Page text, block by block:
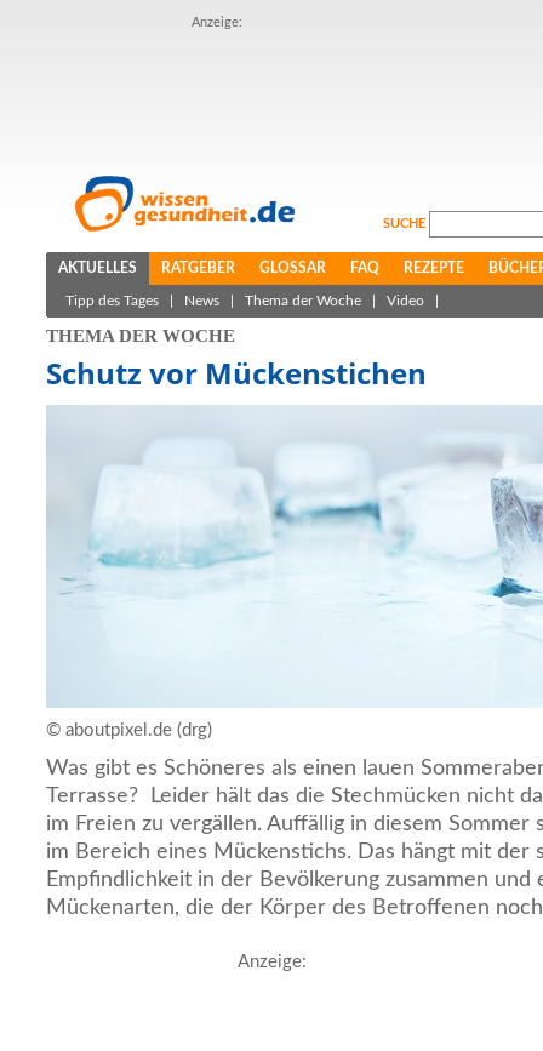
Anzeige:
SUCHE
AKTUELLES RATGEBER GLOSSAR FAQ REZEPTE
Tipp des Tages News Thema der Woche Video
THEMA DER WOCHE
Schutz vor Mückenstichen
© aboutpixel.de (drg)
Was gibt es Schöneres als einen lauen
Terrasse? Leider hält das die Stechmücken nicht
im Freien zu vergällen. Auffällig in diesem Sommer
im Bereich eines Mückenstichs. Das hängt mit der
Empfindlichkeit in der Bevölkerung zusammen und
Mückenarten, die der Körper des Betroffenen
Anzeige: